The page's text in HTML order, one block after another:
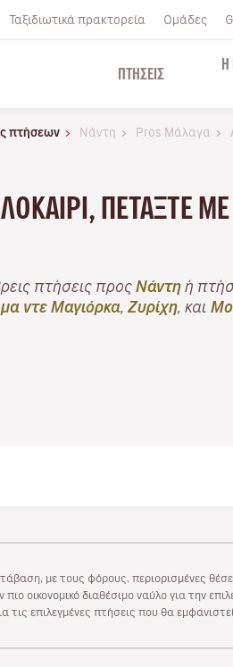
Ταξιδιωτικά πρακτορεία Ομάδες
ΠΤΉΣΕΙΣ
Η
πτήσεων Νάντη Pros Μάλαγα
ΠΕΤΆΞΤΕ
πτήσεις προς Νάντη ή
ντε Μαγιόρκα Ζυρίχη , και
με τους φόρους, περιορισμένες
πιο οικονομικό διαθέσιμο ναύλο για την
τις επιλεγμένες πτήσεις που θα